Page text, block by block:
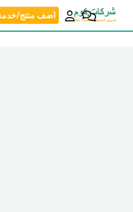
انتقل
اضف منتج/